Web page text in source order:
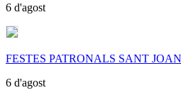
6 d'agost
FESTES PATRONALS SANT
6 d'agost